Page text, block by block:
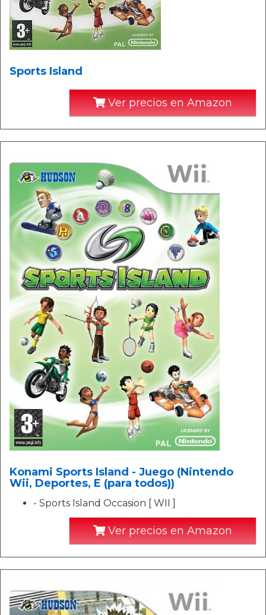
Sports Island
Ver precios en Amazon
Konami Sports Island - Juego (Nintendo
Wii, Deportes, E (para todos))
- Sports Island Occasion [ WII ]
Ver precios en Amazon